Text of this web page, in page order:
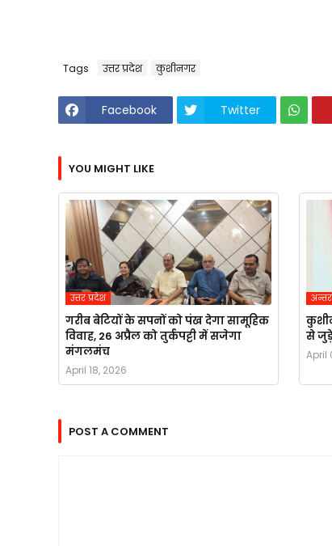
Tags उत्तर प्रदेश कुशीनगर
Facebook Twitter
YOU MIGHT LIKE
उत्तर प्रदेश
गरीब बेटियों के सपनों को पंख देगा सामूहिक
विवाह, 26 अप्रैल को तुर्कपट्टी में सजेगा
मंगलमंच
April 18, 2026
से
April
POST A COMMENT